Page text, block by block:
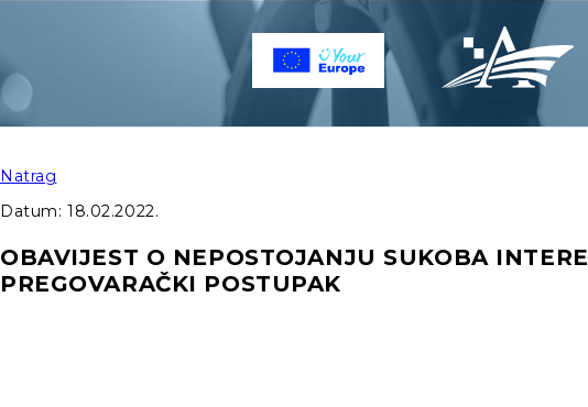
Natrag
Datum: 18.02.2022.
OBAVIJEST O NEPOSTOJANJU SUKOBA
PREGOVARAČKI POSTUPAK